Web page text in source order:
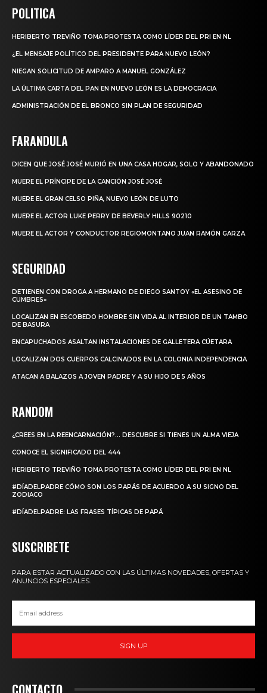
POLITICA
HERIBERTO TREVIÑO TOMA PROTESTA COMO LÍDER DEL PRI EN NL
¿EL MENSAJE POLÍTICO DEL PRESIDENTE PARA NUEVO LEÓN?
NIEGAN SOLICITUD DE AMPARO A MANUEL GONZÁLEZ
LA ÚLTIMA CARTA DEL PAN EN NUEVO LEÓN ES LA DEMOCRACIA
ADMINISTRACIÓN DE EL BRONCO SIN PLAN DE SEGURIDAD
FARANDULA
DICEN QUE JOSÉ JOSÉ MURIÓ EN UNA CASA HOGAR, SOLO Y ABANDONADO
MUERE EL PRÍNCIPE DE LA CANCIÓN JOSÉ JOSÉ
MUERE EL GRAN CELSO PIÑA, NUEVO LEÓN DE LUTO
MUERE EL ACTOR LUKE PERRY DE BEVERLY HILLS 90210
MUERE EL ACTOR Y CONDUCTOR REGIOMONTANO JUAN RAMÓN GARZA
SEGURIDAD
DETIENEN CON DROGA A HERMANO DE DIEGO SANTOY «EL ASESINO DE
CUMBRES»
LOCALIZAN EN ESCOBEDO HOMBRE SIN VIDA AL INTERIOR DE UN TAMBO
DE BASURA
ENCAPUCHADOS ASALTAN INSTALACIONES DE GALLETERA CÚETARA
LOCALIZAN DOS CUERPOS CALCINADOS EN LA COLONIA INDEPENDENCIA
ATACAN A BALAZOS A JOVEN PADRE Y A SU HIJO DE 5 AÑOS
RANDOM
¿CREES EN LA REENCARNACIÓN?… DESCUBRE SI TIENES UN ALMA VIEJA
CONOCE EL SIGNIFICADO DEL 444
HERIBERTO TREVIÑO TOMA PROTESTA COMO LÍDER DEL PRI EN NL
#DÍADELPADRE CÓMO SON LOS PAPÁS DE ACUERDO A SU SIGNO DEL
ZODIACO
#DÍADELPADRE: LAS FRASES TÍPICAS DE PAPÁ
SUSCRIBETE
PARA ESTAR ACTUALIZADO CON LAS ÚLTIMAS NOVEDADES, OFERTAS Y
ANUNCIOS ESPECIALES.
SIGN UP